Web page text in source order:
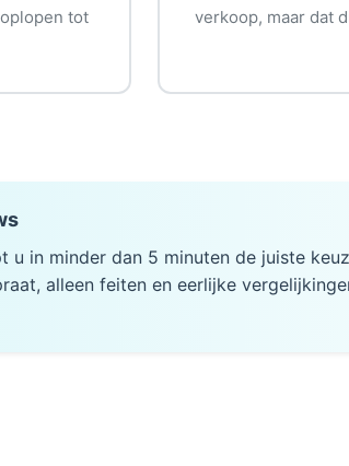
tot
verkoop, maar dat
u in minder dan 5 minuten de juiste
alleen feiten en eerlijke